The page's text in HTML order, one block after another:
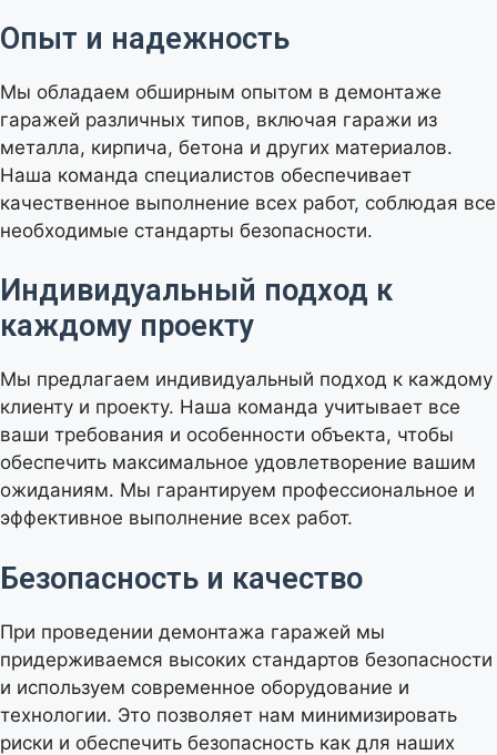
Опыт и надежность
Мы обладаем обширным опытом в демонтаже
гаражей различных типов, включая гаражи из
металла, кирпича, бетона и других материалов.
Наша команда специалистов обеспечивает
качественное выполнение всех работ, соблюдая все
необходимые стандарты безопасности.
Индивидуальный подход к
каждому проекту
Мы предлагаем индивидуальный подход к каждому
клиенту и проекту. Наша команда учитывает все
ваши требования и особенности объекта, чтобы
обеспечить максимальное удовлетворение вашим
ожиданиям. Мы гарантируем профессиональное и
эффективное выполнение всех работ.
Безопасность и качество
При проведении демонтажа гаражей мы
придерживаемся высоких стандартов безопасности
и используем современное оборудование и
технологии. Это позволяет нам минимизировать
риски и обеспечить безопасность как для наших